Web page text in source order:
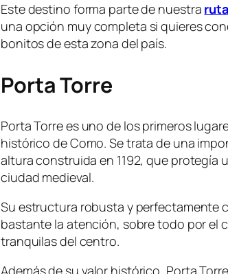
Este destino forma parte de nuestra
una opción muy completa si quieres
bonitos de esta zona del país.
Porta Torre
Porta Torre es uno de los primeros
histórico de Como. Se trata de una
altura construida en 1192, que protegía
ciudad medieval.
Su estructura robusta y perfectamente
bastante la atención, sobre todo por el
tranquilas del centro.
Además de su valor histórico, Porta